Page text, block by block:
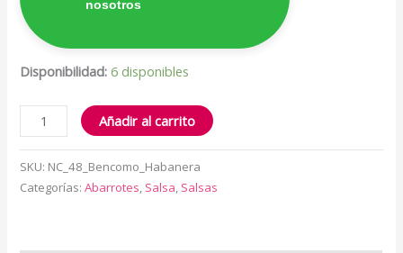
nosotros
Disponibilidad: 6 disponibles
Añadir al carrito
SKU: NC_48_Bencomo_Habanera
Categorías:Abarrotes, Salsa, Salsas